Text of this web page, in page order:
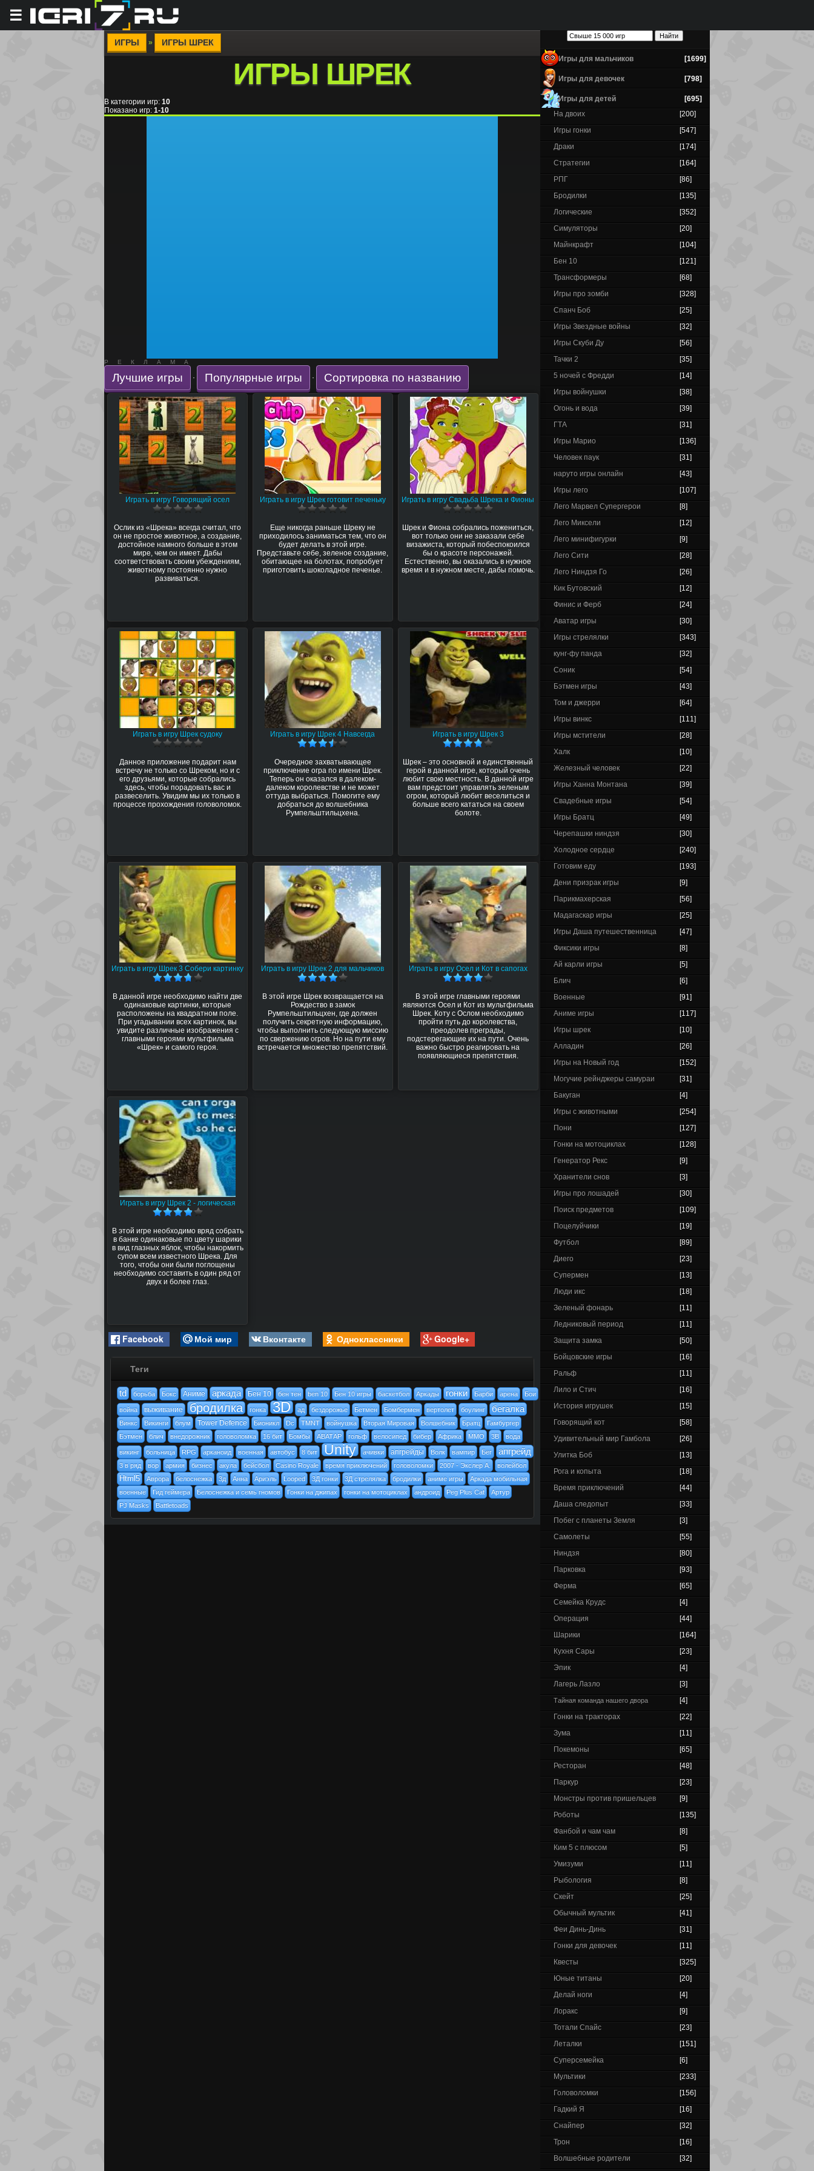
☰
ИГРЫ » ИГРЫ ШРЕК
ИГРЫ ШРЕК
В категории игр: 10
Показано игр: 1-10
РЕКЛАМА
Лучшие игры · Популярные игры · Сортировка по названию
Играть в игру Говорящий осел
Ослик из «Шрека» всегда считал, что
он не простое животное, а создание,
достойное намного больше в этом
мире, чем он имеет. Дабы
соответствовать своим убеждениям,
животному постоянно нужно
развиваться.
Играть в игру Шрек готовит печеньку
Еще никогда раньше Шреку не
приходилось заниматься тем, что он
будет делать в этой игре.
Представьте себе, зеленое создание,
обитающее на болотах, попробует
приготовить шоколадное печенье.
Играть в игру Свадьба Шрека и Фионы
Шрек и Фиона собрались пожениться,
вот только они не заказали себе
визажиста, который побеспокоился
бы о красоте персонажей.
Естественно, вы оказались в нужное
время и в нужном месте, дабы помочь.
Играть в игру Шрек судоку
Данное приложение подарит нам
встречу не только со Шреком, но и с
его друзьями, которые собрались
здесь, чтобы порадовать вас и
развеселить. Увидим мы их только в
процессе прохождения головоломок.
Играть в игру Шрек 4 Навсегда
Очередное захватывающее
приключение огра по имени Шрек.
Теперь он оказался в далеком-
далеком королевстве и не может
оттуда выбраться. Помогите ему
добраться до волшебника
Румпельштильцхена.
Играть в игру Шрек 3
Шрек – это основной и единственный
герой в данной игре, который очень
любит свою местность. В данной игре
вам предстоит управлять зеленым
огром, который любит веселиться и
больше всего кататься на своем
болоте.
Играть в игру Шрек 3 Собери картинку
В данной игре необходимо найти две
одинаковые картинки, которые
расположены на квадратном поле.
При угадывании всех картинок, вы
увидите различные изображения с
главными героями мультфильма
«Шрек» и самого героя.
Играть в игру Шрек 2 для мальчиков
В этой игре Шрек возвращается на
Рождество в замок
Румпельштильцхен, где должен
получить секретную информацию,
чтобы выполнить следующую миссию
по свержению огров. Но на пути ему
встречается множество препятствий.
Играть в игру Осел и Кот в сапогах
В этой игре главными героями
являются Осел и Кот из мультфильма
Шрек. Коту с Ослом необходимо
пройти путь до королевства,
преодолев преграды,
подстерегающие их на пути. Очень
важно быстро реагировать на
появляющиеся препятствия.
Играть в игру Шрек 2 - логическая
В этой игре необходимо вряд собрать
в банке одинаковые по цвету шарики
в вид глазных яблок, чтобы накормить
супом всем известного Шрека. Для
того, чтобы они были поглощены
необходимо составить в один ряд от
двух и более глаз.
Facebook Мой мир Вконтакте Одноклассники Google+
Теги
td борьба Бокс Аниме аркада Бен 10 бен тен ben 10 Бен 10 игры баскетбол Аркады гонки Барби арена Бои
война выживание бродилка гонка 3D ад бездорожье Бетмен Бомбермен вертолет боулинг бегалка
Винкс Викинги блум Tower Defence Бионикл Dc TMNT войнушка Вторая Мировая Волшебник Братц
Гамбургер
Бэтмен
блич внедорожник головоломка 16 бит Бомбы АВАТАР гольф велосипед бибер Африка MMO 3В вода
викинг больница RPG арканоид военная автобус 8 бит Unity ачивки апгрейды Волк вампир Бег апгрейд
3 в ряд вор армия бизнес акула бейсбол Casino Royale время приключений головоломки 2007 - Экслер А. волейбол
Html5 Аврора белоснежка 3д Анна Ариэль Looped 3Д гонки 3Д стрелялка бродилки аниме игры
Аркада мобильная
военные
Гид геймера Белоснежка и семь гномов Гонки на джипах гонки на мотоциклах андроид Peg Plus Cat
Артур
PJ Masks
Battletoads
Игры для мальчиков [1699]
Игры для девочек [798]
Игры для детей
[695]
На двоих
[200]
Игры гонки
[547]
Драки
[174]
Стратегии
[164]
РПГ
[86]
Бродилки
[135]
Логические
[352]
Симуляторы
[20]
Майнкрафт
[104]
Бен 10
[121]
Трансформеры
[68]
Игры про зомби
[328]
Спанч Боб
[25]
Игры Звездные войны
[32]
Игры Скуби Ду
[56]
Тачки 2
[35]
5 ночей с Фредди
[14]
Игры войнушки
[38]
Огонь и вода
[39]
ГТА
[31]
Игры Марио
[136]
Человек паук
[31]
наруто игры онлайн
[43]
Игры лего
[107]
Лего Марвел Супергерои
[8]
Лего Миксели
[12]
Лего минифигурки
[9]
Лего Сити
[28]
Лего Ниндзя Го
[26]
Кик Бутовский
[12]
Финис и Ферб
[24]
Аватар игры
[30]
Игры стрелялки
[343]
кунг-фу панда
[32]
Соник
[54]
Бэтмен игры
[43]
Том и джерри
[64]
Игры винкс
[111]
Игры мстители
[28]
Халк
[10]
Железный человек
[22]
Игры Ханна Монтана
[39]
Свадебные игры
[54]
Игры Братц
[49]
Черепашки ниндзя
[30]
Холодное сердце
[240]
Готовим еду
[193]
Дени призрак игры
[9]
Парикмахерская
[56]
Мадагаскар игры
[25]
Игры Даша путешественница
[47]
Фиксики игры
[8]
Ай карли игры
[5]
Блич
[6]
Военные
[91]
Аниме игры
[117]
Игры шрек
[10]
Алладин
[26]
Игры на Новый год
[152]
Могучие рейнджеры самураи
[31]
Бакуган
[4]
Игры с животными
[254]
Пони
[127]
Гонки на мотоциклах
[128]
Генератор Рекс
[9]
Хранители снов
[3]
Игры про лошадей
[30]
Поиск предметов
[109]
Поцелуйчики
[19]
Футбол
[89]
Диего
[23]
Супермен
[13]
Люди икс
[18]
Зеленый фонарь
[11]
Ледниковый период
[11]
Защита замка
[50]
Бойцовские игры
[16]
Ральф
[11]
Лило и Стич
[16]
История игрушек
[15]
Говорящий кот
[58]
Удивительный мир Гамбола
[26]
Улитка Боб
[13]
Рога и копыта
[18]
Время приключений
[44]
Даша следопыт
[33]
Побег с планеты Земля
[3]
Самолеты
[55]
Ниндзя
[80]
Парковка
[93]
Ферма
[65]
Семейка Крудс
[4]
Операция
[44]
Шарики
[164]
Кухня Сары
[23]
Эпик
[4]
Лагерь Лазло
[3]
Тайная команда нашего двора
[4]
Гонки на тракторах
[22]
Зума
[11]
Покемоны
[65]
Ресторан
[48]
Паркур
[23]
Монстры против пришельцев
[9]
Роботы
[135]
Фанбой и чам чам
[8]
Ким 5 с плюсом
[5]
Умизуми
[11]
Рыбология
[8]
Скейт
[25]
Обычный мультик
[41]
Феи Динь-Динь
[31]
Гонки для девочек
[11]
Квесты
[325]
Юные титаны
[20]
Делай ноги
[4]
Лоракс
[9]
Тотали Спайс
[23]
Леталки
[151]
Суперсемейка
[6]
Мультики
[233]
Головоломки
[156]
Гадкий Я
[16]
Снайпер
[32]
Трон
[16]
Волшебные родители
[32]